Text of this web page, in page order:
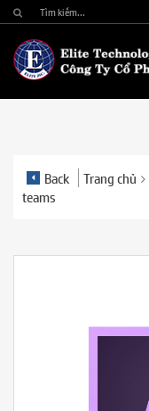
Back Trang chủ
teams